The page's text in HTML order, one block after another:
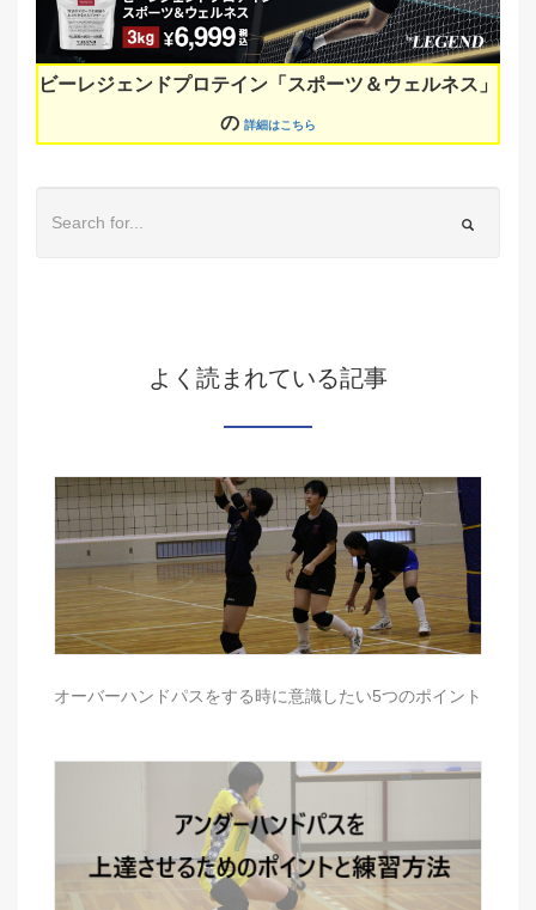
ビーレジェンドプロテイン「スポーツ＆ウェルネス」
の 詳細はこちら
よく読まれている記事
オーバーハンドパスをする時に意識したい5つのポイント